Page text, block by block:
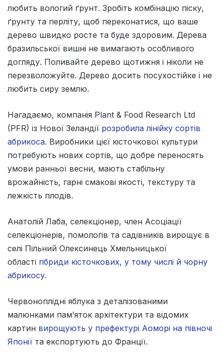
любить вологий ґрунт. Зробіть комбінацію піску,
ґрунту та перліту, щоб переконатися, що ваше
дерево швидко росте та буде здоровим. Дерева
бразильської вишні не вимагають особливого
догляду. Поливайте дерево щотижня і ніколи не
перезволожуйте. Дерево досить посухостійке і не
любить сиру землю.
Нагадаємо, компанія Plant & Food Research Ltd
(PFR) із Нової Зеландії розробила лінійку сортів
абрикоса. Виробники цієї кісточкової культури
потребують нових сортів, що добре переносять
умови ранньої весни, мають стабільну
врожайність, гарні смакові якості, текстуру та
лежкість плодів.
Анатолій Лаба, селекціонер, член Асоціації
селекціонерів, помологів та садівників вирощує в
селі Пільний Олексинець Хмельницької
області гібриди кісточкових, у тому числі й чорну
абрикосу.
Червоноплідні яблука з деталізованими
малюнками пам’яток архітектури та відомих
картин вирощують у префектурі Аоморі на півночі
Японії та експортують до Франції.